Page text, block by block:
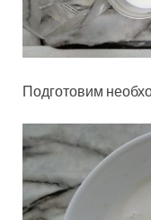
Подготовим